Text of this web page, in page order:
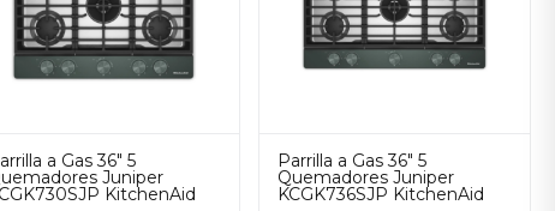
a Gas 36" 5
Juniper
KitchenAid
Parrilla a Gas 36" 5
Quemadores Juniper
KCGK736SJP KitchenAid